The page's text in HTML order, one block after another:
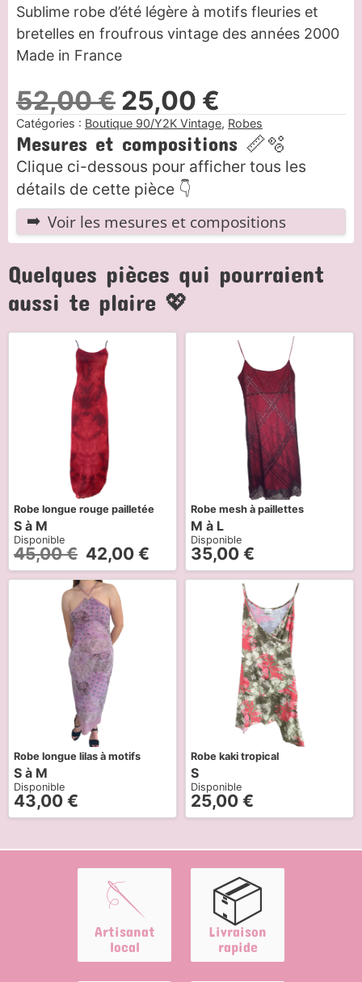
52,00€ Le
prix
initial
était :
52,00 €.
25,00 €
prix
actuel
est :
25,00 €.
Sublime robe d’été légère à motifs fleuries et
bretelles en froufrous vintage des années 2000
Made in France
Mesures et compositions 📏🫧
Clique ci-dessous pour afficher tous les
détails de cette pièce 👇
Voir les mesures et compositions
Catégories : Boutique 90/Y2K Vintage, Robes
Quelques pièces qui pourraient
aussi te plaire 💖
Robe longue rouge pailletée
S à M
Disponible
45,00€ 42,00 €
Robe mesh à paillettes
M à L
Disponible
35,00 €
Robe longue lilas à motifs
S à M
Disponible
43,00 €
Robe kaki tropical
S
Disponible
25,00 €
🪡
Artisanat
local
📦
Livraison
rapide